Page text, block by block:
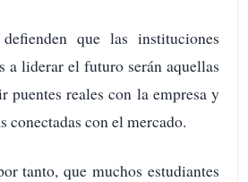
que las instituciones
a liderar el futuro serán aquellas
puentes reales con la empresa y
conectadas con el mercado.
tanto, que muchos estudiantes